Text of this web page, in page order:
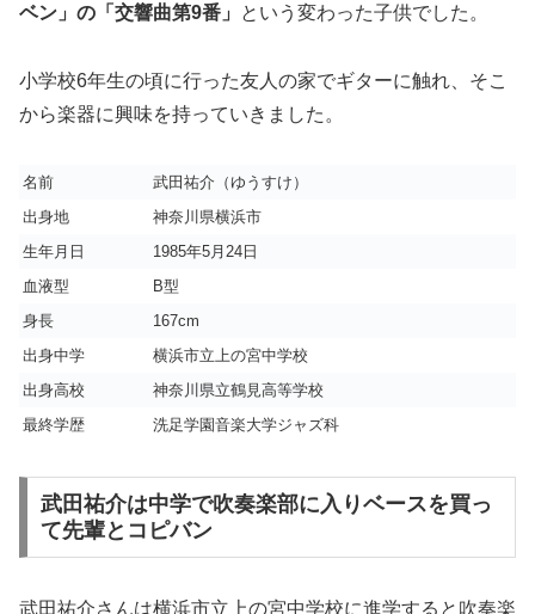
ベン」の「交響曲第9番」
という変わった子供でした。
小学校6年生の頃に行った友人の家でギターに触れ、そこ
から楽器に興味を持っていきました。
名前
武田祐介（ゆうすけ）
出身地
神奈川県横浜市
生年月日
1985年5月24日
血液型
B型
身長
167cm
出身中学
横浜市立上の宮中学校
出身高校
神奈川県立鶴見高等学校
最終学歴
洗足学園音楽大学ジャズ科
武田祐介は中学で吹奏楽部に入りベースを買っ
て先輩とコピバン
武田祐介さんは横浜市立上の宮中学校に進学すると吹奏楽